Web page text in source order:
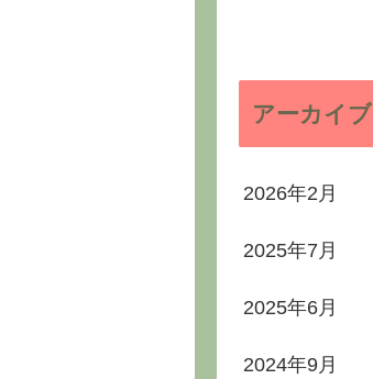
アーカイブ
2026年2月
2025年7月
2025年6月
2024年9月